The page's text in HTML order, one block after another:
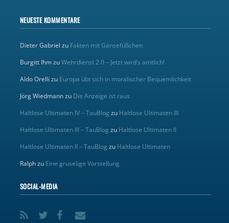
NEUESTE KOMMENTARE
Dieter Gabriel zu Fakten mit Gänsefüßchen
Burgitt IhmzuWehrdienst 2.0 – Jetzt wird’s amtlich!
Aldo Orelli zu Europa übt sich in moralischer Bequemlichkeit
Jörg Wiedmannzu Die Anzeige ist raus
Haltlose Ultimaten IV – TauBlog zu Haltlose Ultimaten III
Haltlose Ultimaten III – TauBlog zu Haltlose Ultimaten II
Haltlose Ultimaten II – TauBlog zu Haltlose Ultimaten
Ralphzu Eine gruselige Vorstellung
SOCIAL-MEDIA